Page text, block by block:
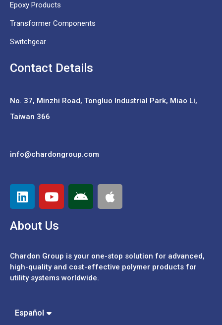
Epoxy Products
Transformer Components
Switchgear
Contact Details
No. 37, Minzhi Road, Tongluo Industrial Park, Miao Li,
Taiwan 366
info@chardongroup.com
About Us
Chardon Group is your one-stop solution for advanced,
high-quality and cost-effective polymer products for
utility systems worldwide.
Español
Português
English